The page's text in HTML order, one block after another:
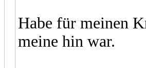
Habe für meinen
meine hin war.